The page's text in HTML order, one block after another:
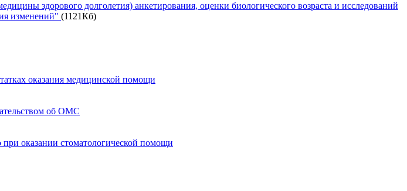
здорового долголетия) анкетирования, оценки биологического возраста и исследований
изменений" (1121Кб)
оказания медицинской помощи
об ОМС
оказании стоматологической помощи